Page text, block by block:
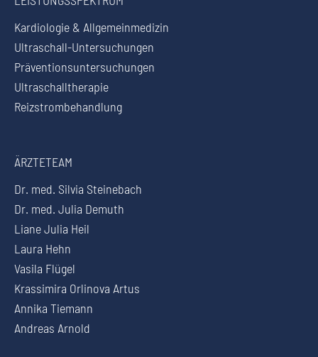
Kardiologie & Allgemeinmedizin
Ultraschall-Untersuchungen
Präventionsuntersuchungen
Ultraschalltherapie
Reizstrombehandlung
ÄRZTETEAM
Dr. med. Silvia Steinebach
Dr. med. Julia Demuth
Liane Julia Heil
Laura Hehn
Vasila Flügel
Krassimira Orlinova Artus
Annika Tiemann
Andreas Arnold